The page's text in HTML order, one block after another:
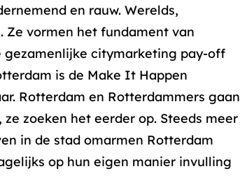
en rauw. Werelds,
Ze vormen het fundament van
gezamenlijke citymarketing pay-off
is de Make It Happen
Rotterdam en Rotterdammers gaan
zoeken het eerder op. Steeds meer
in de stad omarmen Rotterdam
op hun eigen manier invulling